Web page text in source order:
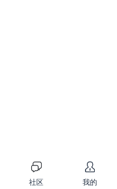
社区 我的